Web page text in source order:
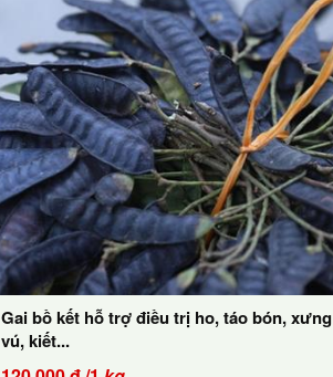
Gai bồ kết hỗ trợ điều trị ho, táo bón, xưng
vú, kiết...